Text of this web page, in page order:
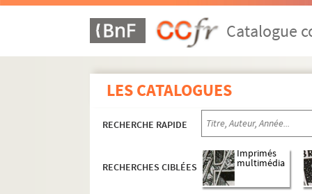
Catalogue
LES CATALOGUES
RECHERCHE RAPIDE
RECHERCHES CIBLÉES
Imprimés
multimédia